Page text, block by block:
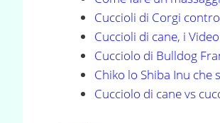
Cuccioli di Corgi
Cuccioli di cane, i
Cucciolo di Bulldog
Chiko lo Shiba Inu che
Cucciolo di cane vs